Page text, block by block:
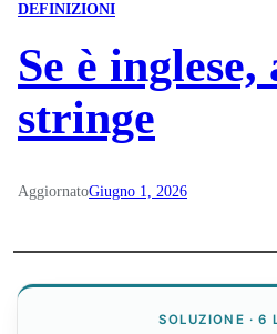
DEFINIZIONI
Se è
stringe
AggiornatoGiugno 1, 2026
SOLUZIONE · 6